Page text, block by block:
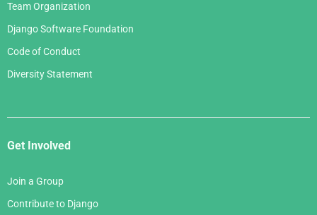
Team Organization
Django Software Foundation
Code of Conduct
Diversity Statement
Get Involved
Join a Group
Contribute to Django